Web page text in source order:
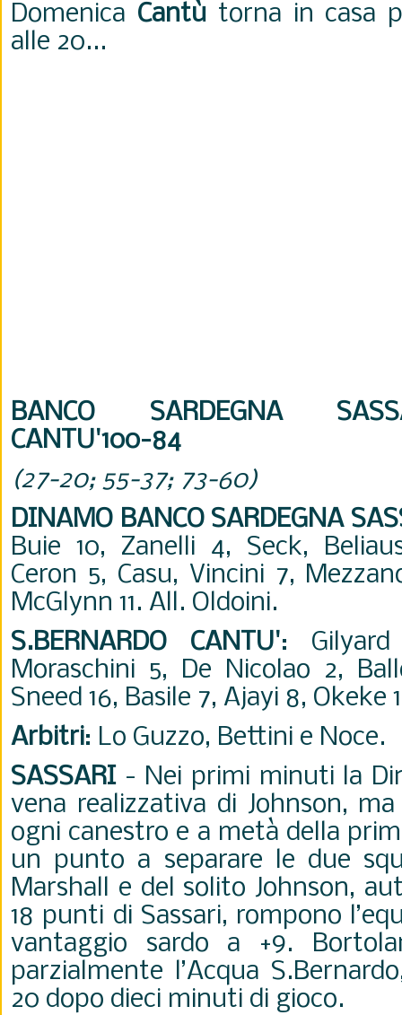
Domenica Cantùtorna in casa
alle 20...
BANCO SARDEGNA
CANTU'100-84
(27-20; 55-37; 73-60)
DINAMO BANCO SARDEGNA
Buie 10, Zanelli 4, Seck,
Ceron 5, Casu, Vincini 7,
McGlynn 11. All. Oldoini.
S.BERNARDO CANTU': Gilyard
Moraschini 5, De Nicolao 2,
Sneed 16, Basile 7, Ajayi 8, Okeke
Arbitri: Lo Guzzo, Bettini e Noce.
SASSARI- Nei primi minuti la
vena realizzativa di Johnson,
ogni canestro e a metà della
un punto a separare le due
Marshall e del solito Johnson,
18 punti di Sassari, rompono
vantaggio sardo a +9.
parzialmente l’Acqua
20 dopo dieci minuti di gioco.